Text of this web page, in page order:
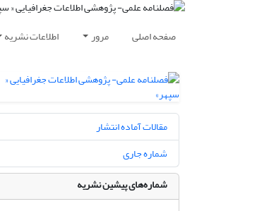
صفحه اصلی مرور اطلاعات نشریه
مقالات آماده انتشار
شماره جاری
شماره‌های پیشین نشریه